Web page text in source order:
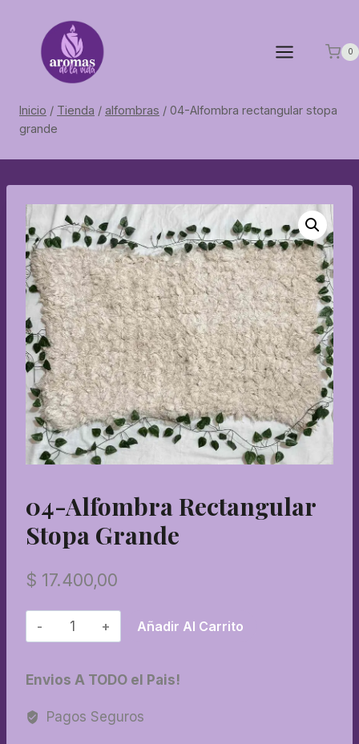
contenido
0
Inicio / Tienda / alfombras / 04-Alfombra rectangular stopa
grande
04-Alfombra Rectangular
Stopa Grande
$ 17.400,00
04-
Alfombra
stopa
grande
cantidad
Añadir Al Carrito
Envios A TODO el Pais!
Pagos Seguros